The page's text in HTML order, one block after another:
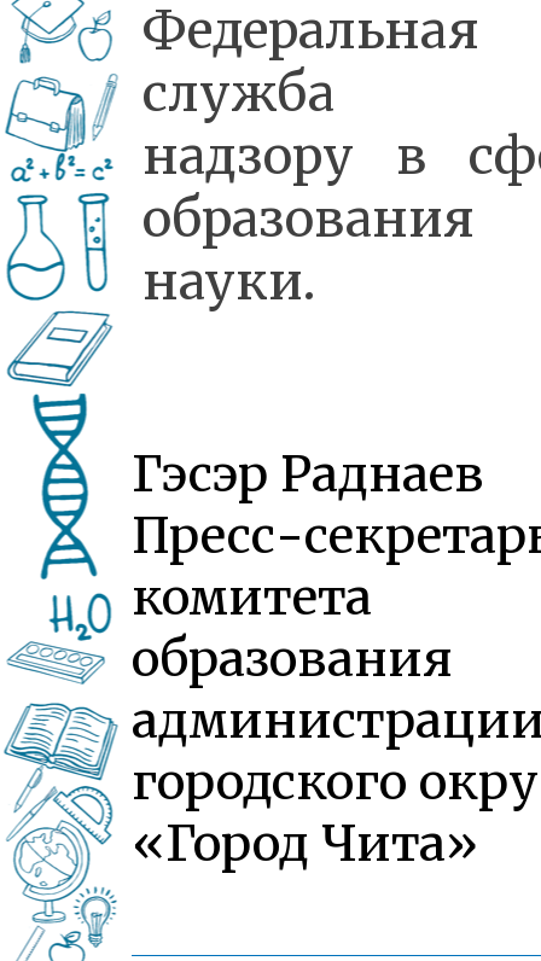
Федеральная
служба
надзору в
науки.
Гэсэр Раднаев
Пресс-
комитета
образования
городского
«Город Чита»